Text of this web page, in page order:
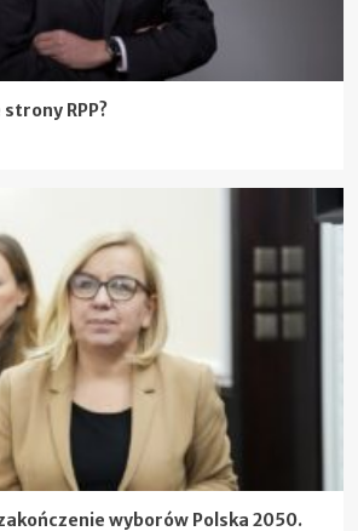
RPP?
wyborów Polska 2050.